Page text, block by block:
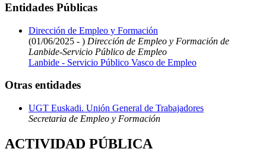
Entidades Públicas
Dirección de Empleo y Formación
(01/06/2025 - ) Dirección de Empleo y Formación de
Lanbide-Servicio Público de Empleo
Lanbide - Servicio Público Vasco de Empleo
Otras entidades
UGT Euskadi. Unión General de Trabajadores
Secretaria de Empleo y Formación
ACTIVIDAD PÚBLICA